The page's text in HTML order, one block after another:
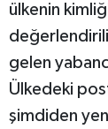
ülkenin
gelen
Ülkedeki
şimdiden